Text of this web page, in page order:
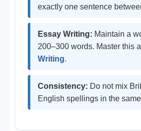
exactly one sentence
Essay Writing: Maintain a
200–300 words. Master this
Writing.
Consistency: Do not mix
English spellings in the